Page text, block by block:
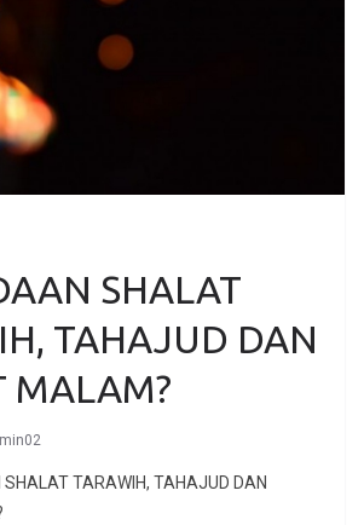
SHALAT
TAHAJUD DAN
MALAM?
TARAWIH, TAHAJUD DAN